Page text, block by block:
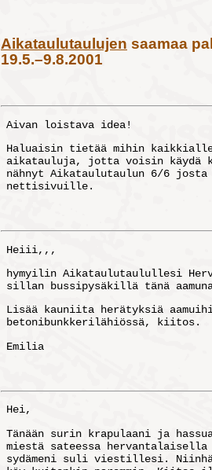
Aikataulutaulujen saamaa
19.5.–9.8.2001
Aivan loistava idea!
Haluaisin tietää mihin
aikatauluja, jotta voisin käydä
nähnyt Aikataulutaulun 6/6
nettisivuille.
Heiii,,,
hymyilin Aikataulutaulullesi
sillan bussipysäkillä tänä
Lisää kauniita herätyksiä
betonibunkkerilähiössä, kiitos.
Emilia
Hei,
Tänään surin krapulaani ja
miestä sateessa
sydämeni suli viestillesi.